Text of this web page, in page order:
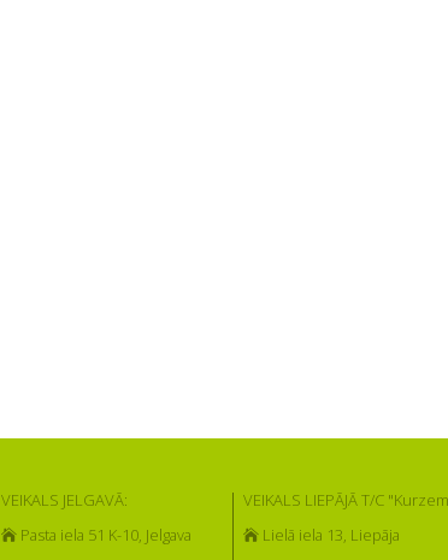
VEIKALS JELGAVĀ:
Pasta iela 51 K-10, Jelgava
VEIKALS LIEPĀJĀ T/C
Lielā iela 13, Liepāja